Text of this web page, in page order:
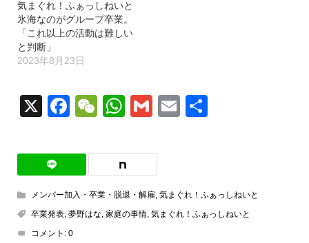
気まぐれ！ふぁっしねいと
氷海なのがグループ卒業。
「これ以上の活動は難しい
と判断」
2023年8月23日
X Facebook
WeChat
WhatsApp
GmailEmail
メンバー加入・卒業・脱退・解雇, 気まぐれ！ふぁっしねいと
卒業発表, 夢野はな, 家庭の事情, 気まぐれ！ふぁっしねいと
コメント: 0